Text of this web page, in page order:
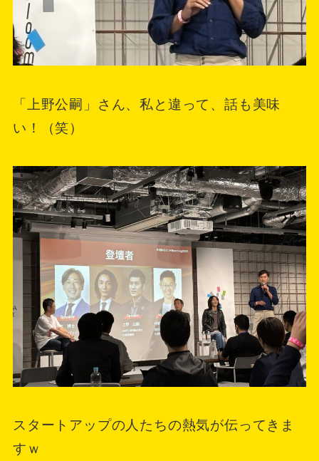
「上野公嗣」さん、私と違って、話も美味
い！（笑）
スタートアップの人たちの熱気が伝ってきま
すｗ